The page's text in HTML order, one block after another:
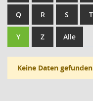
Q R S T
Y Z Alle
Keine Daten